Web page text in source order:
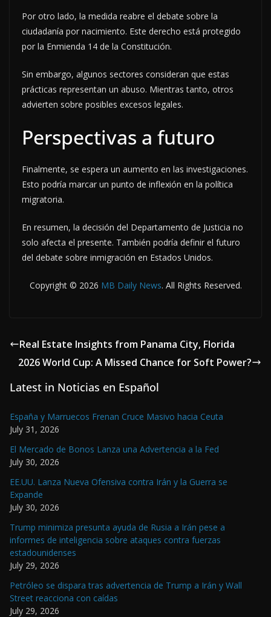
Por otro lado, la medida reabre el debate sobre la
ciudadanía por nacimiento. Este derecho está protegido
por la Enmienda 14 de la Constitución.
Sin embargo, algunos sectores consideran que estas
prácticas representan un abuso. Mientras tanto, otros
advierten sobre posibles excesos legales.
Perspectivas a futuro
Finalmente, se espera un aumento en las investigaciones.
Esto podría marcar un punto de inflexión en la política
migratoria.
En resumen, la decisión del Departamento de Justicia no
solo afecta el presente. También podría definir el futuro
del debate sobre inmigración en Estados Unidos.
Copyright © 2026 MB Daily News. All Rights Reserved.
Real Estate Insights from Panama City, Florida
2026 World Cup: A Missed Chance for Soft Power?
Latest in Noticias en Español
España y Marruecos Frenan Cruce Masivo hacia Ceuta
July 31, 2026
El Mercado de Bonos Lanza una Advertencia a la Fed
July 30, 2026
EE.UU. Lanza Nueva Ofensiva contra Irán y la Guerra se
Expande
July 30, 2026
Trump minimiza presunta ayuda de Rusia a Irán pese a
informes de inteligencia sobre ataques contra fuerzas
estadounidenses
July 29, 2026
Petróleo se dispara tras advertencia de Trump a Irán y Wall
Street reacciona con caídas
July 29, 2026